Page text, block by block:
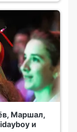
Маршал,
и